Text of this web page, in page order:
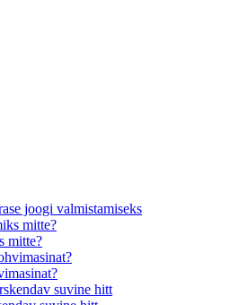
joogi valmistamiseks
mitte?